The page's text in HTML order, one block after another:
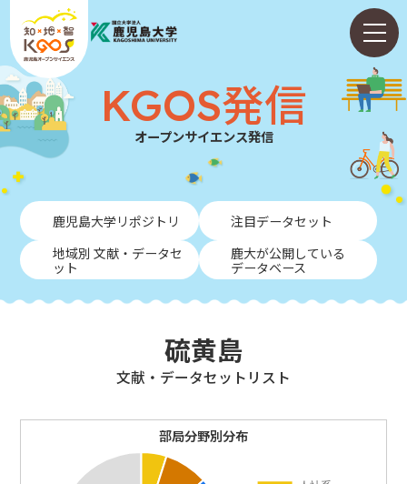
KGOS発信
オープンサイエンス発信
鹿児島大学リポジトリ
注目データセット
地域別 文献・データセ
ット
鹿大が公開している
データベース
硫黄島
⽂献・データセットリスト
部局分野別分布
ホーム
ABOUT
KGOS発信
NEWS
ENGLISH